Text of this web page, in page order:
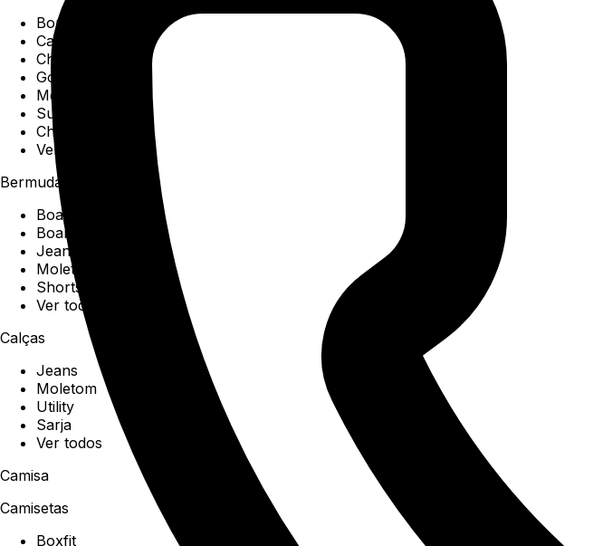
Boné
Carteiras
Chaveiros
Gorros
Meias
Sunga
Chinelos
Ver todos
Bermudas
Boardshorts
Boardwalk
Jeans
Moletom
Shorts
Ver todos
Calças
Jeans
Moletom
Utility
Sarja
Ver todos
Camisa
Camisetas
Boxfit